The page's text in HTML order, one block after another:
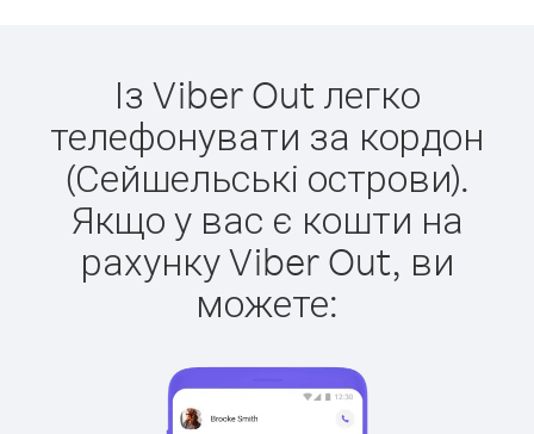
Із Viber Out легко
телефонувати за кордон
(Сейшельські острови).
Якщо у вас є кошти на
рахунку Viber Out, ви
можете: